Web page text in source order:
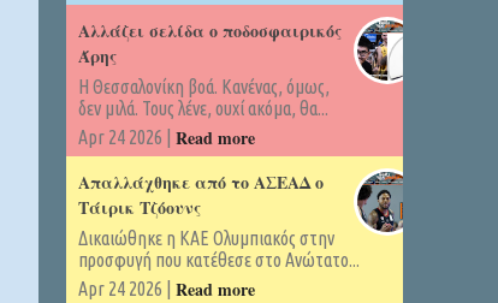
Αλλάζει σελίδα ο ποδοσφαιρικός
Άρης
Η Θεσσαλονίκη βοά. Κανένας, όμως,
δεν μιλά. Τους λένε, ουχί ακόμα, θα...
Apr 24 2026 | Read more
Απαλλάχθηκε από το ΑΣΕΑΔ ο
Τάιρικ Τζόουνς
Δικαιώθηκε η ΚΑΕ Ολυμπιακός στην
προσφυγή που κατέθεσε στο Ανώτατο...
Apr 24 2026 | Read more